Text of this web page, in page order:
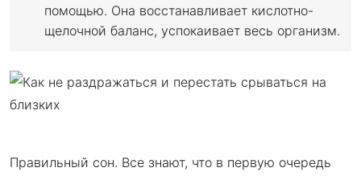
помощью. Она восстанавливает кислотно-
щелочной баланс, успокаивает весь организм.
Правильный сон. Все знают, что в первую очередь